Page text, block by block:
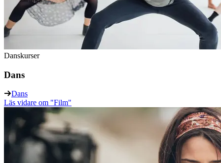
Danskurser
Dans
Dans
Läs vidare om "Film"